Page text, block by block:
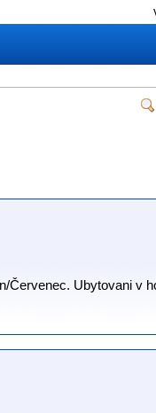
Červenec. Ubytovani v